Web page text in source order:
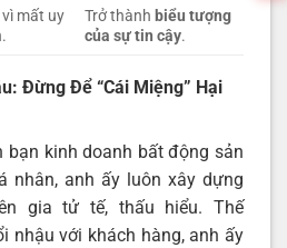
mất uy
Trở thànhbiểu tượng
của sự tin cậy.
Đừng Để “Cái Miệng” Hại
bạn kinh doanh bất động sản
nhân, anh ấy luôn xây dựng
gia tử tế, thấu hiểu. Thế
nhậu với khách hàng, anh ấy